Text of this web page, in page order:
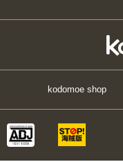
kodomoe shop